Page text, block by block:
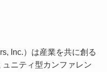
Inc.）は産業を共に創る
ニティ型カンファレン